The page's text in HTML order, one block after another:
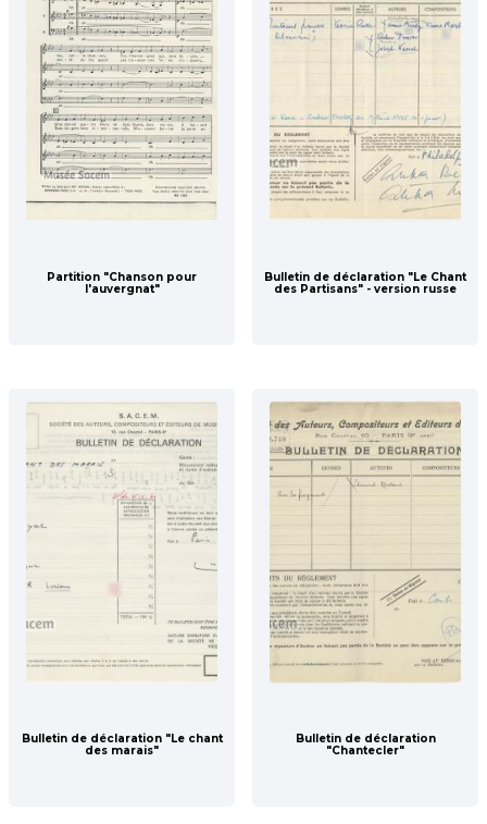
Partition "Chanson pour
l'auvergnat"
Bulletin de déclaration "Le Chant
des Partisans" - version russe
Bulletin de déclaration "Le chant
des marais"
Bulletin de déclaration
"Chantecler"